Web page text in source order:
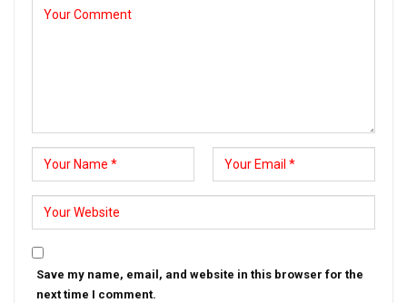
Save my name, email, and website in this browser for the
next time I comment.